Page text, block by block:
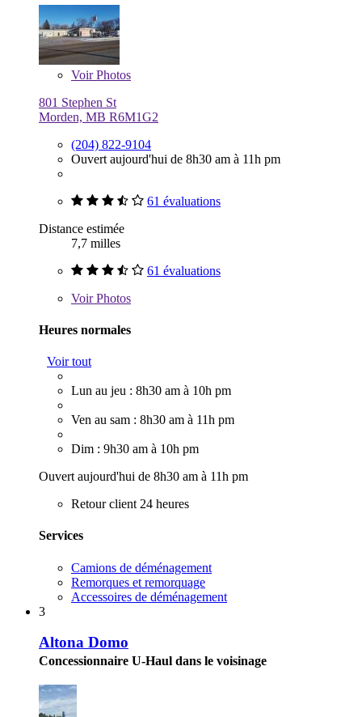
VoirPhotos
801 Stephen St
Morden, MB R6M1G2
(204) 822-9104
Ouvert aujourd'hui de 8h30 am à 11h pm
61 évaluations
Distance estimée
7,7 milles
61 évaluations
VoirPhotos
Heures normales
Voir tout
Lun au jeu : 8h30 am à 10h pm
Ven au sam : 8h30 am à 11h pm
Dim : 9h30 am à 10h pm
Ouvert aujourd'hui de 8h30 am à 11h pm
Retour client 24 heures
Services
Camions de déménagement
Remorques et remorquage
Accessoires de déménagement
3
Altona Domo
Concessionnaire U-Haul dans le voisinage